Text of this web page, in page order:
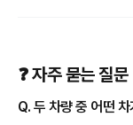
❓ 자주 묻는 질
Q. 두 차량 중 어떤